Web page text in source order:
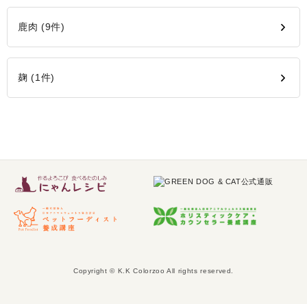
鹿肉 (9件)
麹 (1件)
Copyright © K.K Colorzoo All rights reserved.